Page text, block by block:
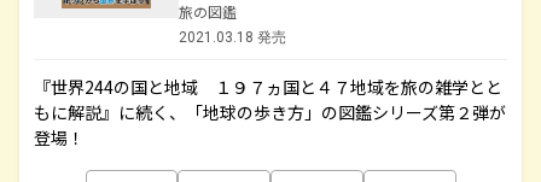
旅の図鑑
2021.03.18 発売
『世界244の国と地域 １９７ヵ国と４７地域を旅の雑学とと
もに解説』に続く、「地球の歩き方」の図鑑シリーズ第２弾が
登場！